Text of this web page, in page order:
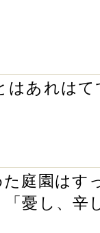
はあれは
庭園はす
憂し、辛